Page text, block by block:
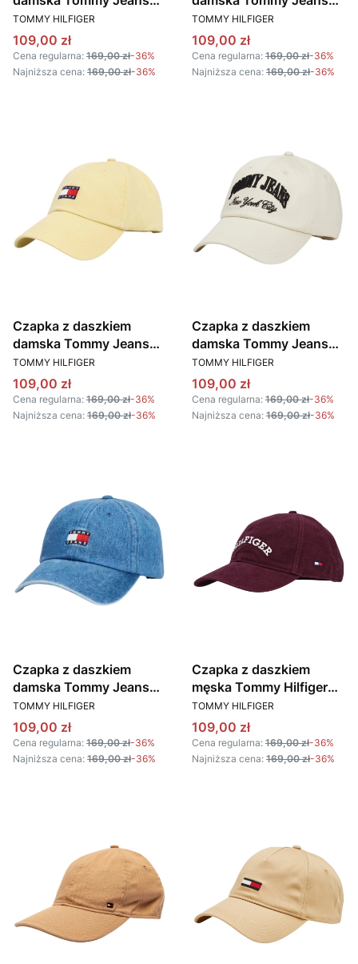
AW0AW15848 PJ5
BEŻOWY
PRODUCENT
TOMMY HILFIGER
Cena promocyjna
109,00 zł
Cena regularna: 169,00 zł-36%
Najniższa cena: 169,00 zł-36%
AW0AW15848 YBH
BIAŁY
PRODUCENT
TOMMY HILFIGER
Cena promocyjna
109,00 zł
Cena regularna: 169,00 zł-36%
Najniższa cena: 169,00 zł-36%
Czapka z daszkiem
damska Tommy Jeans
AW0AW15848 ZIT
ŻÓŁTY
PRODUCENT
TOMMY HILFIGER
Cena promocyjna
109,00 zł
Cena regularna: 169,00 zł-36%
Najniższa cena: 169,00 zł-36%
Czapka z daszkiem
damska Tommy Jeans
AW0AW15959 ACG
BEŻOWY
PRODUCENT
TOMMY HILFIGER
Cena promocyjna
109,00 zł
Cena regularna: 169,00 zł-36%
Najniższa cena: 169,00 zł-36%
Czapka z daszkiem
damska Tommy Jeans
AW0AW16382 0GY
DENIM
PRODUCENT
TOMMY HILFIGER
Cena promocyjna
109,00 zł
Cena regularna: 169,00 zł-36%
Najniższa cena: 169,00 zł-36%
Czapka z daszkiem
męska Tommy Hilfiger
AM0AM13003 V18
BORDOWY
PRODUCENT
TOMMY HILFIGER
Cena promocyjna
109,00 zł
Cena regularna: 169,00 zł-36%
Najniższa cena: 169,00 zł-36%